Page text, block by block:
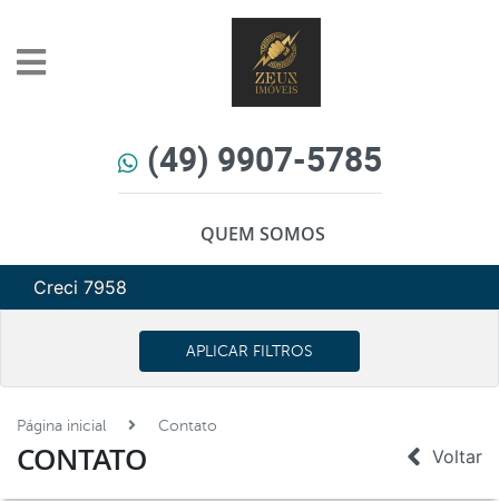
(49) 9907-5785
QUEM SOMOS
Creci 7958
APLICAR FILTROS
Página inicial Contato
CONTATO Voltar